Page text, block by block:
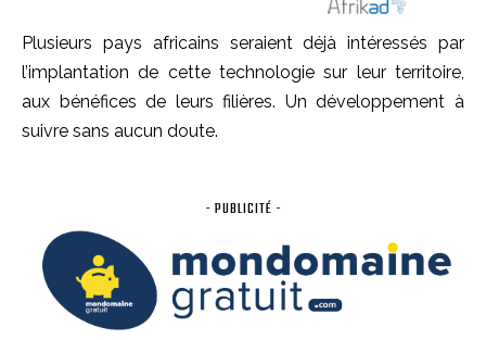
Plusieurs pays africains seraient déjà intéressés par
l’implantation de cette technologie sur leur territoire,
aux bénéfices de leurs filières. Un développement à
suivre sans aucun doute.
- PUBLICITÉ -